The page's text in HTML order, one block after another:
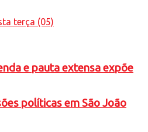
e pauta extensa expõe
políticas em São João